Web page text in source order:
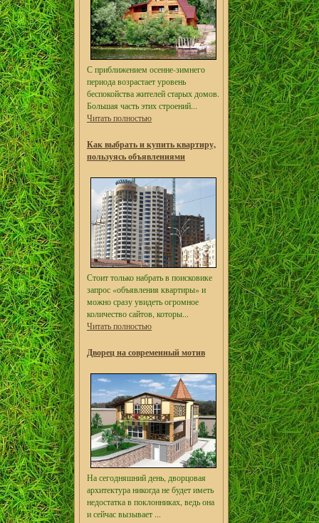
С приближением осенне-зимнего
периода возрастает уровень
беспокойства жителей старых домов.
Большая часть этих строений...
Читать полностью
Как выбрать и купить квартиру,
пользуясь объявлениями
Стоит только набрать в поисковике
запрос «объявления квартиры» и
можно сразу увидеть огромное
количество сайтов, которы...
Читать полностью
Дворец на современный мотив
На сегодняшний день, дворцовая
архитектура никогда не будет иметь
недостатка в поклонниках, ведь она
и сейчас вызывает ...